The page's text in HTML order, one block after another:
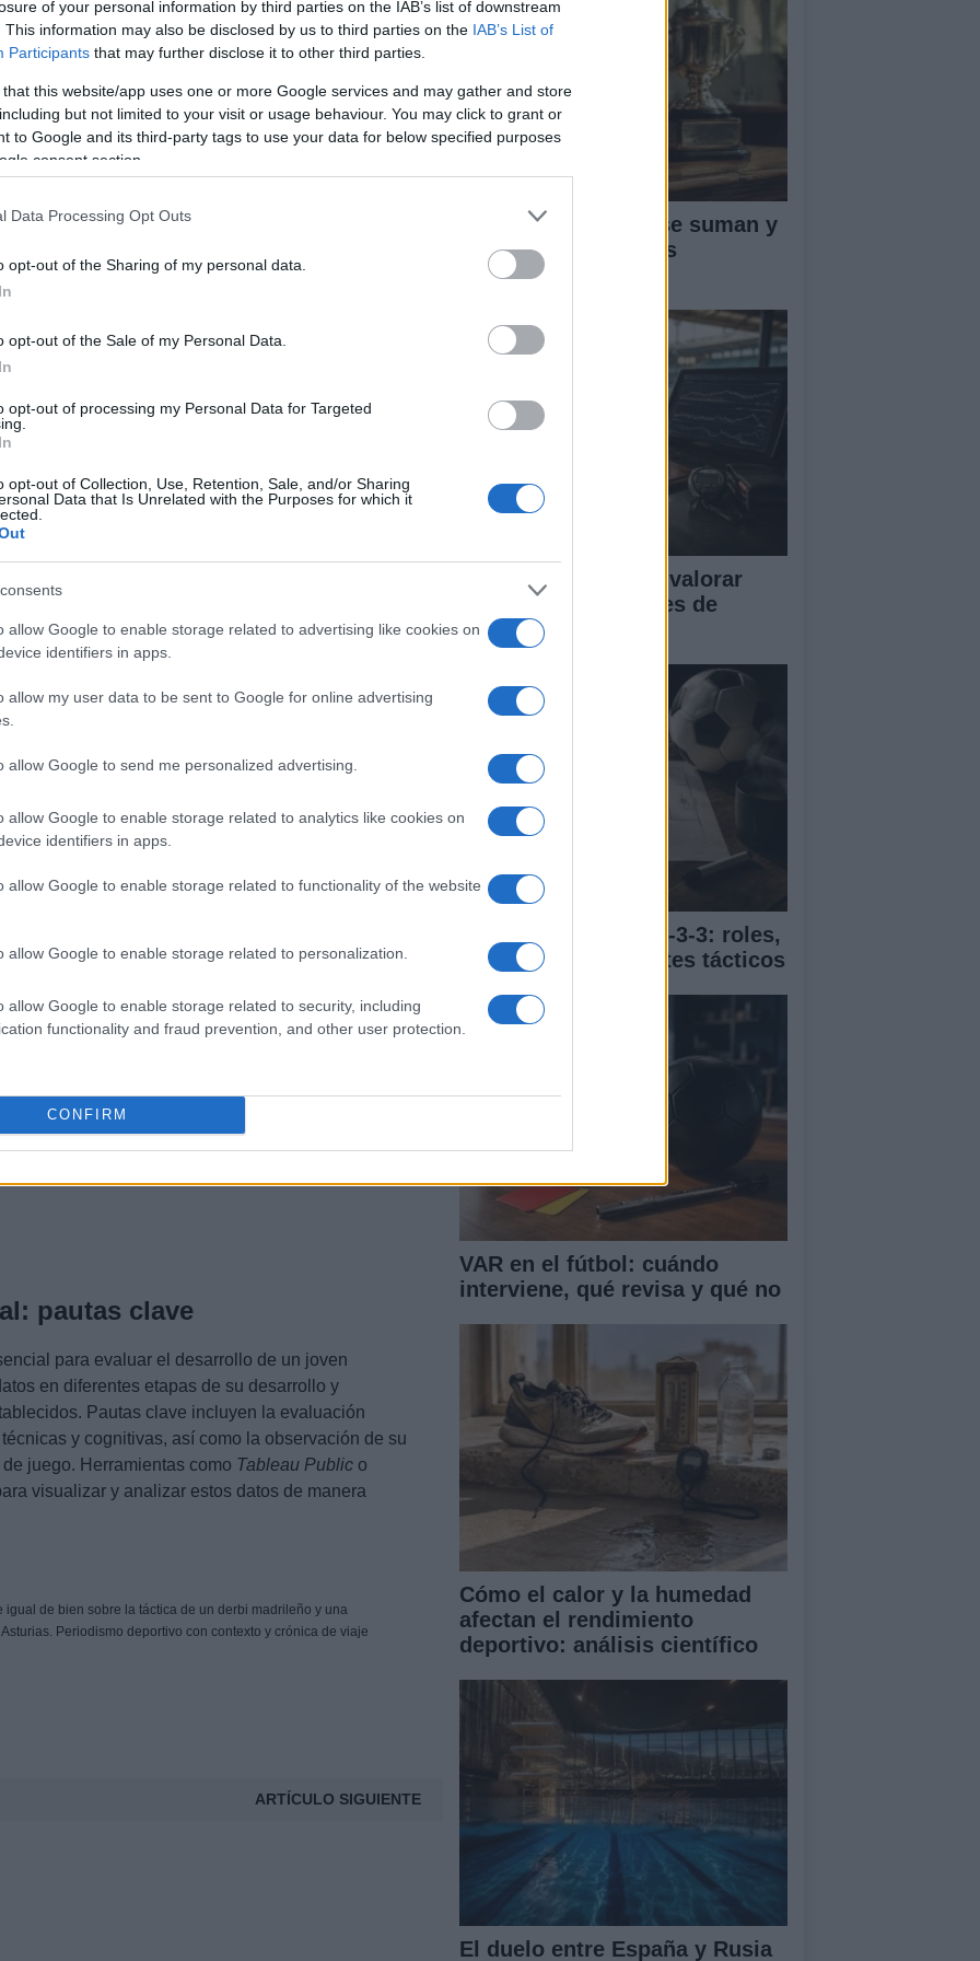
of your personal information by third parties on the IAB’s list of downstream
This information may also be disclosed by us to third parties on the IAB’s List of
Participants that may further disclose it to other third parties.
that this website/app uses one or more Google services and may gather and store
but not limited to your visit or usage behaviour. You may click to grant or
to Google and its third-party tags to use your data for below specified purposes
consent section.
Data Processing Opt Outs
opt-out of the Sharing of my personal data.
opt-out of the Sale of my Personal Data.
opt-out of processing my Personal Data for Targeted
opt-out of Collection, Use, Retention, Sale, and/or Sharing
Data that Is Unrelated with the Purposes for which it
allow Google to enable storage related to advertising like cookies on
identifiers in apps.
allow my user data to be sent to Google for online advertising
allow Google to send me personalized advertising.
allow Google to enable storage related to analytics like cookies on
identifiers in apps.
allow Google to enable storage related to functionality of the website
allow Google to enable storage related to personalization.
allow Google to enable storage related to security, including
functionality and fraud prevention, and other user protection.
CONFIRM
específicas
específicas como el control del balón, el
regate. Herramientas como el test de dribbling
ser realizadas con balones inteligentes que registran
permiten una evaluación objetiva de las
independientemente de su edad o nivel de
del juego
de toma de decisiones, la visión de juego y
el test de reacción visual
medir estas habilidades. Además, el análisis de
información valiosa sobre cómo un jugador
situaciones de juego.
y herramientas
distorsionar la evaluación de jóvenes talentos.
utilizar un enfoque longitudinal y
comoExceloGoogle Sheetspueden ser
a lo largo del tiempo. Además, la comparación
puede proporcionar una perspectiva más objetiva.
pautas clave
para evaluar el desarrollo de un joven
en diferentes etapas de su desarrollo y
Pautas clave incluyen la evaluación
y cognitivas, así como la observación de su
juego. Herramientas como Tableau Public o
visualizar y analizar estos datos de manera
igual de bien sobre la táctica de un derbi madrileño y una
Periodismo deportivo con contexto y crónica de viaje
ARTÍCULO SIGUIENTE
Puntos ATP: cómo se suman y
defienden en el tenis
profesional
Métricas clave para valorar
amistosos y sesiones de
entrenamiento
Guía completa del 4-3-3: roles,
movimientos y ajustes tácticos
VAR en el fútbol: cuándo
interviene, qué revisa y qué no
Cómo el calor y la humedad
afectan el rendimiento
deportivo: análisis científico
El duelo entre España y Rusia